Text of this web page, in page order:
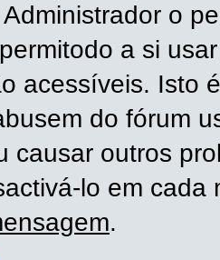
o
a si
acessíveis. Isto
do fórum
causar outros
lo em
.